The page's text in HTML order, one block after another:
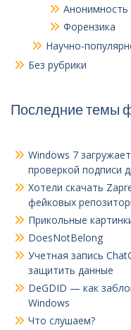
Анонимность
Форензика
Научно-
Без рубрики
Последние темы
Windows 7
проверкой подписи
Хотели скачать
фейковых
Прикольные
DoesNotBelong
Учетная запись
защитить данные
DeGDID — как
Windows
Что слушаем?